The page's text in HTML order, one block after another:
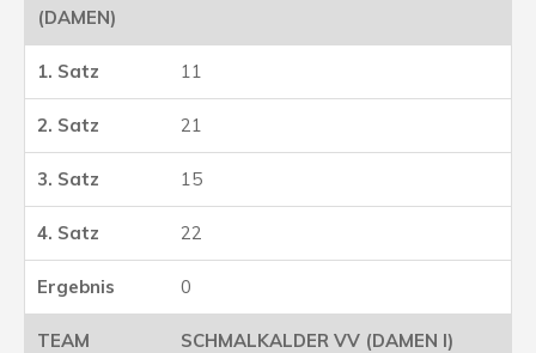
(DAMEN)
11
21
15
22
0
SCHMALKALDER VV (DAMEN I)